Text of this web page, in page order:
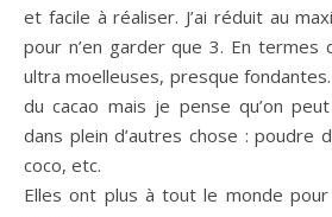
et facile à réaliser. J’ai réduit au
pour n’en garder que 3. En
ultra moelleuses, presque
du cacao mais je pense qu’on
dans plein d’autres chose : poudre
coco, etc.
Elles ont plus à tout le monde